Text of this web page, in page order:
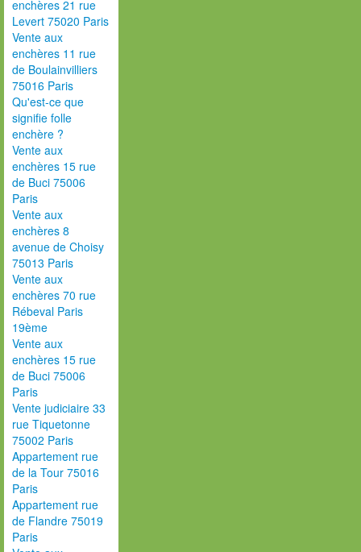
enchères 21 rue
Levert 75020 Paris
Vente aux
enchères 11 rue
de Boulainvilliers
75016 Paris
Qu'est-ce que
signifie folle
enchère ?
Vente aux
enchères 15 rue
de Buci 75006
Paris
Vente aux
enchères 8
avenue de Choisy
75013 Paris
Vente aux
enchères 70 rue
Rébeval Paris
19ème
Vente aux
enchères 15 rue
de Buci 75006
Paris
Vente judiciaire 33
rue Tiquetonne
75002 Paris
Appartement rue
de la Tour 75016
Paris
Appartement rue
de Flandre 75019
Paris